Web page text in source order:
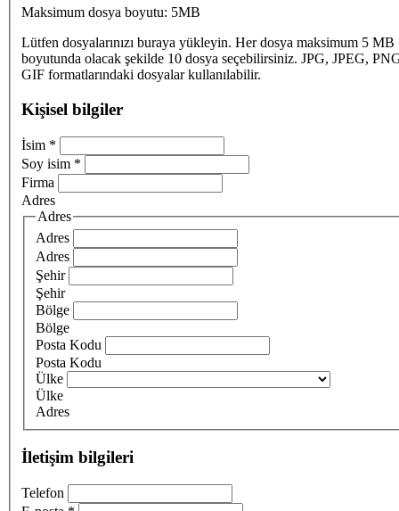
Maksimum dosya boyutu: 5MB
Lütfen dosyalarınızı buraya yükleyin. Her dosya maksimum 5 MB
boyutunda olacak şekilde 10 dosya seçebilirsiniz. JPG, JPEG,
GIF formatlarındaki dosyalar kullanılabilir.
Kişisel bilgiler
İsim *
Soy isim *
Firma
Adres
Adres
Adres
Adres
Şehir
Şehir
Bölge
Bölge
Posta Kodu
Posta Kodu
Ülke
Ülke
Adres
İletişim bilgileri
Telefon